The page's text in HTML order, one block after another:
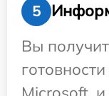
5
Вы